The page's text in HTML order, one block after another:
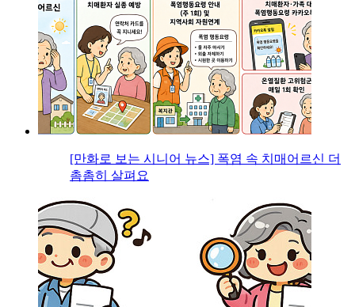
[만화로 보는 시니어 뉴스] 폭염 속 치매어르신 더
촘촘히 살펴요